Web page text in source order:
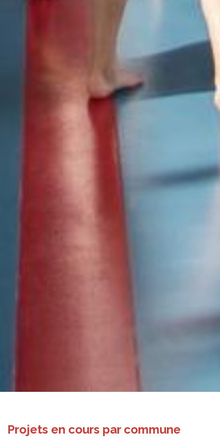
Projets en cours par commune